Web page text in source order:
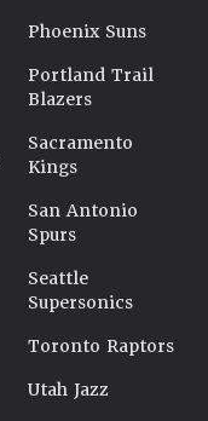
Phoenix Suns
Portland Trail
Blazers
Sacramento
Kings
San Antonio
Spurs
Seattle
Supersonics
Toronto Raptors
Utah Jazz